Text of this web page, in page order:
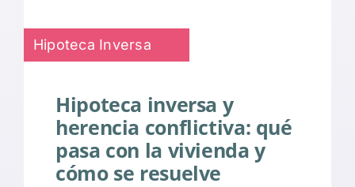
Hipoteca Inversa
Hipoteca inversa y
herencia conflictiva: qué
pasa con la vivienda y
cómo se resuelve